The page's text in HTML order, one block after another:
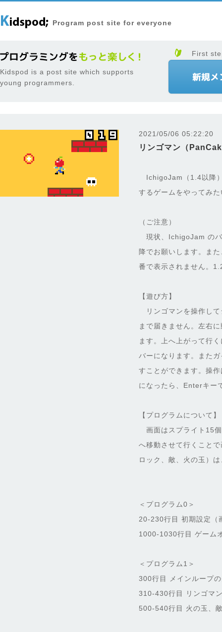
Program post site for everyone
Kidspod is a post site which supports
young programmers.
First
2021/05/06 05:22:20
リンゴマン（
IchigoJam（1.4以降
するゲームをやってみ
（ご注意）
現状、IchigoJam の
降でお願いします。ま
番で表示されません。
【遊び方】
リンゴマンを操作して
まで届きません。左右
ます。上へ上がって行
バーになります。また
すことができます。操
になったら、Enterキー
【プログラムについて】
画面はスプライト15個
へ移動させて行くこと
ロック、敵、火の玉）
＜プログラム0＞
20-230行目 初期設定（
1000-1030行目 ゲーム
＜プログラム1＞
300行目 メインループ
310-430行目 リンゴマ
500-540行目 火の玉、